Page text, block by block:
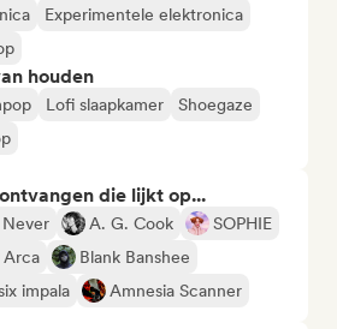
Experimentele elektronica
houden
Lofi slaapkamer
Shoegaze
die lijkt op...
A. G. Cook
SOPHIE
Arca
Blank Banshee
impala Amnesia Scanner